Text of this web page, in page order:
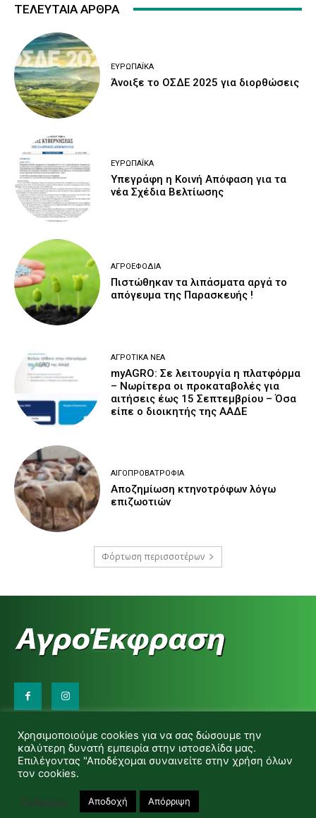
ΤΕΛΕΥΤΑΙΑ ΑΡΘΡΑ
ΕΥΡΩΠΑΪΚΆ
Άνοιξε το ΟΣΔΕ 2025 για διορθώσεις
ΕΥΡΩΠΑΪΚΆ
Υπεγράφη η Κοινή Απόφαση για τα
νέα Σχέδια Βελτίωσης
ΑΓΡΟΕΦΌΔΙΑ
Πιστώθηκαν τα λιπάσματα αργά το
απόγευμα της Παρασκευής !
ΑΓΡΟΤΙΚΆ ΝΈΑ
myAGRO: Σε λειτουργία η πλατφόρμα
– Νωρίτερα οι προκαταβολές για
αιτήσεις έως 15 Σεπτεμβρίου – Όσα
είπε ο διοικητής της ΑΑΔΕ
ΑΙΓΟΠΡΟΒΑΤΡΟΦΊΑ
Αποζημίωση κτηνοτρόφων λόγω
επιζωοτιών
Φόρτωση περισσοτέρων
d.makas@yahoo.gr
info@agrofitro.gr
Μακάς Ντίνος
Χρησιμοποιούμε cookies για να σας δώσουμε την
καλύτερη δυνατή εμπειρία στην ιστοσελίδα μας.
Επιλέγοντας "Αποδέχομαι συναινείτε στην χρήση όλων
τον cookies.
Ρυθμίσεις Αποδοχή Απόρριψη